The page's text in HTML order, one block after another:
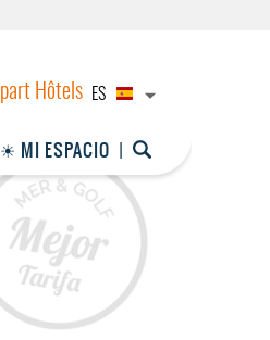
ES
☀ MI ESPACIO